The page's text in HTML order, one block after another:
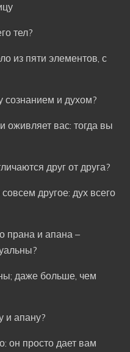
тел?
из пяти элементов, с
сознанием и духом?
оживляет вас: тогда вы
друг от друга?
другое: дух всего
прана и апана –
даже больше, чем
и апану?
он просто дает вам